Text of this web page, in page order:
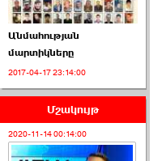
ՍԴ-ն հուլիսի 1-ին
կհեռանա ›››
2026-07-01 00:08:00
Անմահության
մարտիկները
2017-04-17 23:14:00
Մշակույթ
2020-11-14 00:14:00